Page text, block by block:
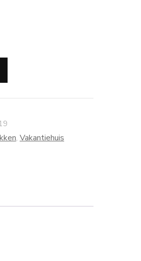
, Vakantiehuis